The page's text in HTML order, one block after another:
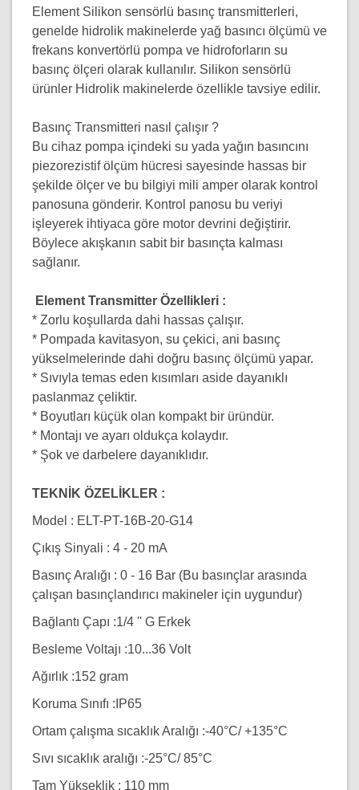
Element Silikon sensörlü basınç transmitterleri,
genelde hidrolik makinelerde yağ basıncı ölçümü ve
frekans konvertörlü pompa ve hidroforların su
basınç ölçeri olarak kullanılır. Silikon sensörlü
ürünler Hidrolik makinelerde özellikle tavsiye edilir.
Basınç Transmitteri nasıl çalışır ?
Bu cihaz pompa içindeki su yada yağın basıncını
piezorezistif ölçüm hücresi sayesinde hassas bir
şekilde ölçer ve bu bilgiyi mili amper olarak kontrol
panosuna gönderir. Kontrol panosu bu veriyi
işleyerek ihtiyaca göre motor devrini değiştirir.
Böylece akışkanın sabit bir basınçta kalması
sağlanır.
Element Transmitter Özellikleri :
* Zorlu koşullarda dahi hassas çalışır.
* Pompada kavitasyon, su çekici, ani basınç
yükselmelerinde dahi doğru basınç ölçümü yapar.
* Sıvıyla temas eden kısımları aside dayanıklı
paslanmaz çeliktir.
* Boyutları küçük olan kompakt bir üründür.
* Montajı ve ayarı oldukça kolaydır.
* Şok ve darbelere dayanıklıdır.
TEKNİK ÖZELİKLER :
Model : ELT-PT-16B-20-G14
Çıkış Sinyali : 4 - 20 mA
Basınç Aralığı : 0 - 16 Bar (Bu basınçlar arasında
çalışan basınçlandırıcı makineler için uygundur)
Bağlantı Çapı :1/4 '' G Erkek
Besleme Voltajı :10...36 Volt
Ağırlık :152 gram
Koruma Sınıfı :IP65
Ortam çalışma sıcaklık Aralığı :-40°C/ +135°C
Sıvı sıcaklık aralığı :-25°C/ 85°C
Tam Yükseklik : 110 mm